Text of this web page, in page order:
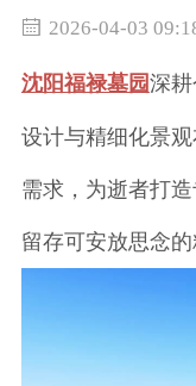
2026-04-03
沈阳福禄墓园深
设计与精细化景
需求，为逝者打
留存可安放思念的